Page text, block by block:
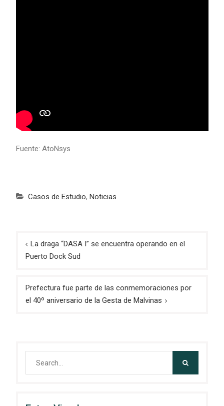
Fuente: AtoNsys
Casos de Estudio, Noticias
Navegación
de
La draga “DASA I” se encuentra operando en el
Puerto Dock Sud
Prefectura fue parte de las conmemoraciones por
el 40º aniversario de la Gesta de Malvinas